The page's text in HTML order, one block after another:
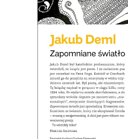
Po co dziś czytać
to, aby się przekonać,
społecznie widziane
nieustępliwość,
kłótliwość, czy
nieomylności mogą
wybitnej
43.00zł